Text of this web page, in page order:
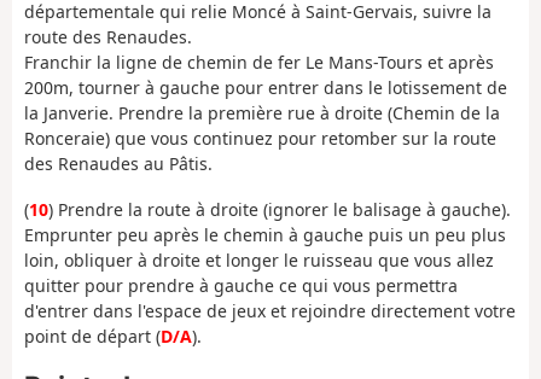
départementale qui relie Moncé à Saint-Gervais, suivre la
route des Renaudes.
Franchir la ligne de chemin de fer Le Mans-Tours et après
200m, tourner à gauche pour entrer dans le lotissement de
la Janverie. Prendre la première rue à droite (Chemin de la
Ronceraie) que vous continuez pour retomber sur la route
des Renaudes au Pâtis.
(10) Prendre la route à droite (ignorer le balisage à gauche).
Emprunter peu après le chemin à gauche puis un peu plus
loin, obliquer à droite et longer le ruisseau que vous allez
quitter pour prendre à gauche ce qui vous permettra
d'entrer dans l'espace de jeux et rejoindre directement votre
point de départ (D/A).